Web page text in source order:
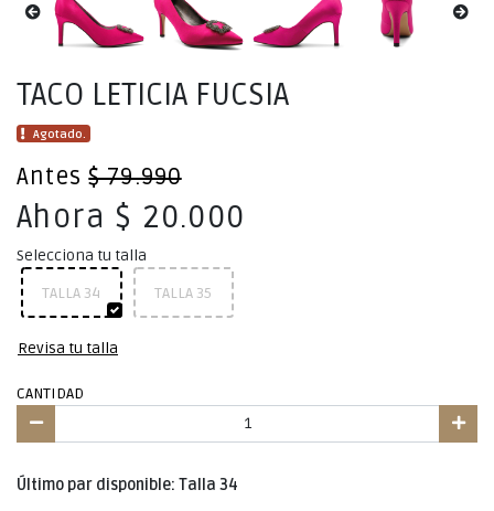
TACO LETICIA FUCSIA
Agotado.
Antes$ 79.990
Ahora $ 20.000
Selecciona tu talla
TALLA 34
TALLA 35
Revisa tu talla
CANTIDAD
Último par disponible: Talla 34